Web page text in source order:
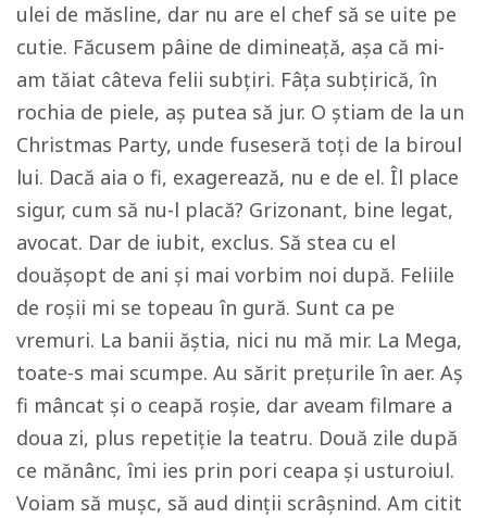
ulei de măsline, dar nu are el chef să se uite pe
cutie. Făcusem pâine de dimineață, așa că mi-
am tăiat câteva felii subțiri. Fâța subțirică, în
rochia de piele, aș putea să jur. O știam de la un
Christmas Party, unde fuseseră toți de la biroul
lui. Dacă aia o fi, exagerează, nu e de el. Îl place
sigur, cum să nu-l placă? Grizonant, bine legat,
avocat. Dar de iubit, exclus. Să stea cu el
douășopt de ani și mai vorbim noi după. Feliile
de roșii mi se topeau în gură. Sunt ca pe
vremuri. La banii ăștia, nici nu mă mir. La Mega,
toate-s mai scumpe. Au sărit prețurile în aer. Aș
fi mâncat și o ceapă roșie, dar aveam filmare a
doua zi, plus repetiție la teatru. Două zile după
ce mănânc, îmi ies prin pori ceapa și usturoiul.
Voiam să mușc, să aud dinții scrâșnind. Am citit